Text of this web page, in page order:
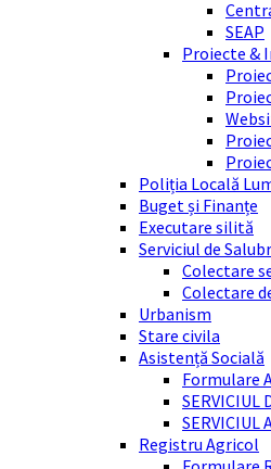
SEAP
Proiecte &
Poliția Locală
Buget și Finanțe
Executare silită
Serviciul de
Colectare
Colectare
Urbanism
Stare civila
Asistență Socială
Formulare
SERVICIUL
SERVICIUL
Registru Agricol